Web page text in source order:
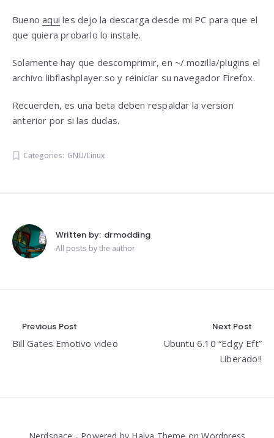
Buenoaqui les dejo la descarga desde mi PC para que el
que quiera probarlo lo instale.
Solamente hay que descomprimir, en ~/.mozilla/plugins el
archivo libflashplayer.so y reiniciar su navegador Firefox.
Recuerden, es una beta deben respaldar la version
anterior por si las dudas.
Categories: GNU/Linux
Written by: drmodding
All posts by the author
Navegación
de
Previous Post
Bill Gates Emotivo video
Next Post
Ubuntu 6.10 “Edgy Eft”
Liberado!!